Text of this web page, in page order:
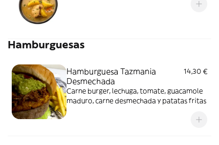
Hamburguesas
Hamburguesa Tazmania
Desmechada
14,30 €
Carne burger, lechuga, tomate, guacamole
maduro, carne desmechada y patatas fritas